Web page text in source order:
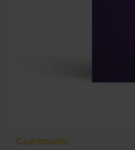
Gastronomie